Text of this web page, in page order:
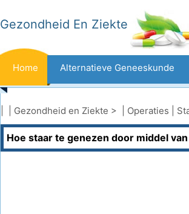
Gezondheid En Ziekte
Home Alternatieve Geneeskunde
Beten En Steken Kanker
Aandoeningen En Behandelingen
Gezondheid en Ziekte > | Operaties
Hoe staar te genezen door middel